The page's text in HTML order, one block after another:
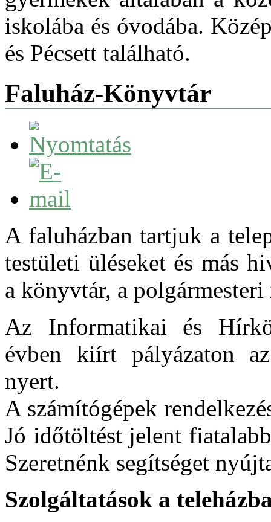
iskolába és óvodába.
és Pécsett található.
Faluház-Könyvtár
A faluházban tartjuk a
testületi üléseket és más
a könyvtár, a
Az Informatikai és
évben kiírt pályázaton
nyert.
A számítógépek
Jó időtöltést jelent
Szeretnénk segítséget
Szolgáltatások a